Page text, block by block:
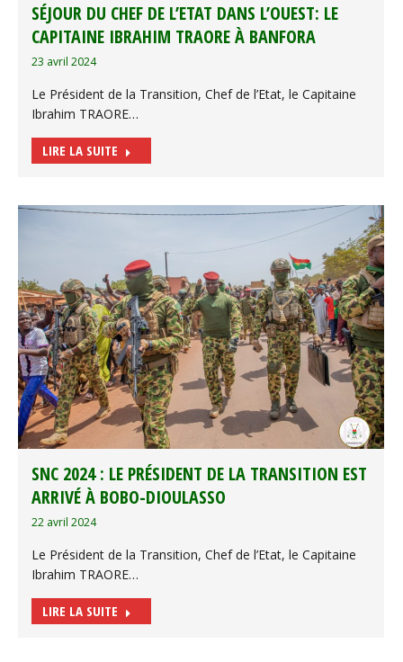
SÉJOUR DU CHEF DE L’ETAT DANS L’OUEST: LE
CAPITAINE IBRAHIM TRAORE À BANFORA
23 avril 2024
Le Président de la Transition, Chef de l’Etat, le Capitaine
Ibrahim TRAORE…
LIRE LA SUITE
SNC 2024 : LE PRÉSIDENT DE LA TRANSITION EST
ARRIVÉ À BOBO-DIOULASSO
22 avril 2024
Le Président de la Transition, Chef de l’Etat, le Capitaine
Ibrahim TRAORE…
LIRE LA SUITE